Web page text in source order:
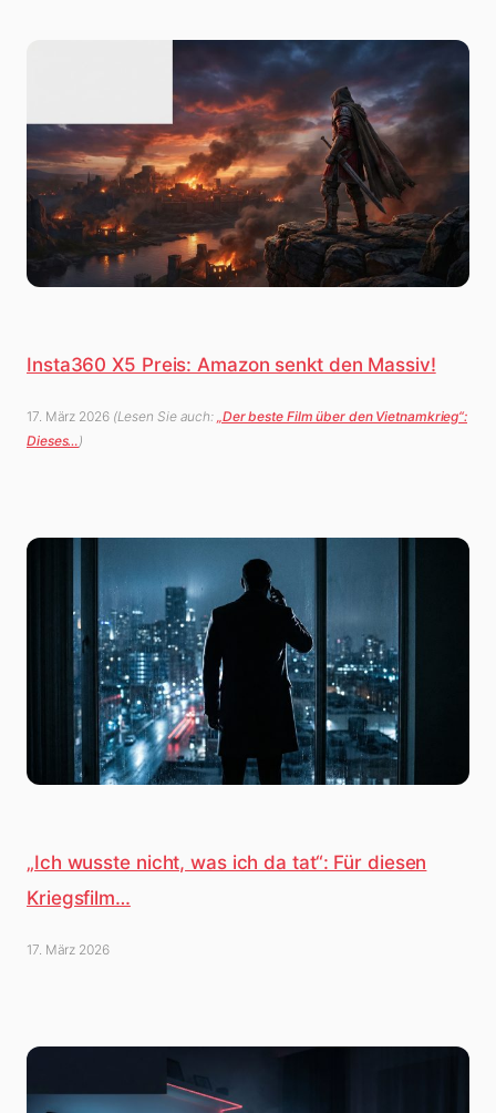
Insta360 X5 Preis: Amazon senkt den Massiv!
17. März 2026 (Lesen Sie auch: „Der beste Film über den Vietnamkrieg“:
Dieses…)
„Ich wusste nicht, was ich da tat“: Für diesen
Kriegsfilm…
17. März 2026